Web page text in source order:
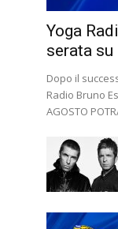
Yoga
serata su
Dopo il
Radio Bruno
AGOSTO